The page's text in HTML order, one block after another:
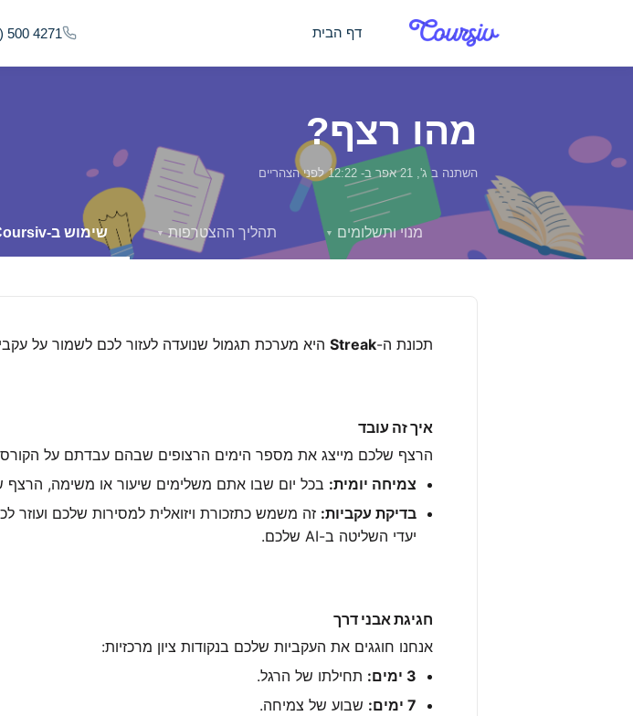
דף הבית
500 4271
מהו רצף?
השתנה ב ג', 21 אפר ב- 12:22 לפני הצהריים
מנוי ותשלומים ▼ תהליך ההצטרפות▼ שימוש ב-Coursiv
תכונת ה-Streak היא מערכת תגמול שנועדה לעזור לכם לשמור על
איך זה עובד
הרצף שלכם מייצג את מספר הימים הרצופים שבהם עבדתם על
צמיחה יומית: בכל יום שבו אתם משלימים שיעור או משימה, הרצף
בדיקת עקביות: זה משמש כתזכורת ויזואלית למסירות שלכם ועוזר
יעדי השליטה ב-AI שלכם.
חגיגת אבני דרך
אנחנו חוגגים את העקביות שלכם בנקודות ציון מרכזיות:
3 ימים:
תחילתו של הרגל.
7 ימים:
שבוע של צמיחה.